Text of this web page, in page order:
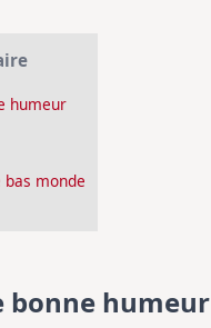
humeur
monde
bonne humeur